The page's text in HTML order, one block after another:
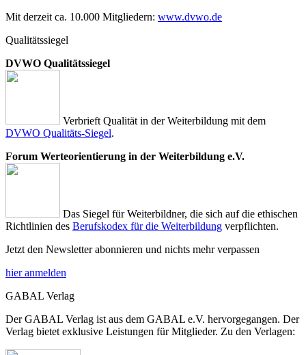
Mit derzeit ca. 10.000 Mitgliedern: www.dvwo.de
Qualitätssiegel
DVWO Qualitätssiegel
Verbrieft Qualität in der Weiterbildung mit dem
DVWO Qualitäts-Siegel.
Forum Werteorientierung in der Weiterbildung e.V.
Das Siegel für Weiterbildner, die sich auf die ethischen
Richtlinien des Berufskodex für die Weiterbildung verpflichten.
Jetzt den Newsletter abonnieren und nichts mehr verpassen
hier anmelden
GABAL Verlag
Der GABAL Verlag ist aus dem GABAL e.V. hervorgegangen. Der
Verlag bietet exklusive Leistungen für Mitglieder. Zu den Verlagen: